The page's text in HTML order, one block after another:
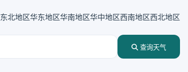
东北地区华东地区华南地区华中地区西南地区西北地区
查询天气